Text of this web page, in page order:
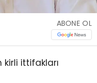
ABONE OL
ittifakları